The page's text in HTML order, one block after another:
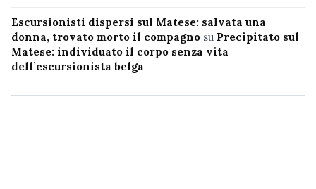
Escursionisti dispersi sul Matese: salvata una
donna, trovato morto il compagno su Precipitato sul
Matese: individuato il corpo senza vita
dell’escursionista belga